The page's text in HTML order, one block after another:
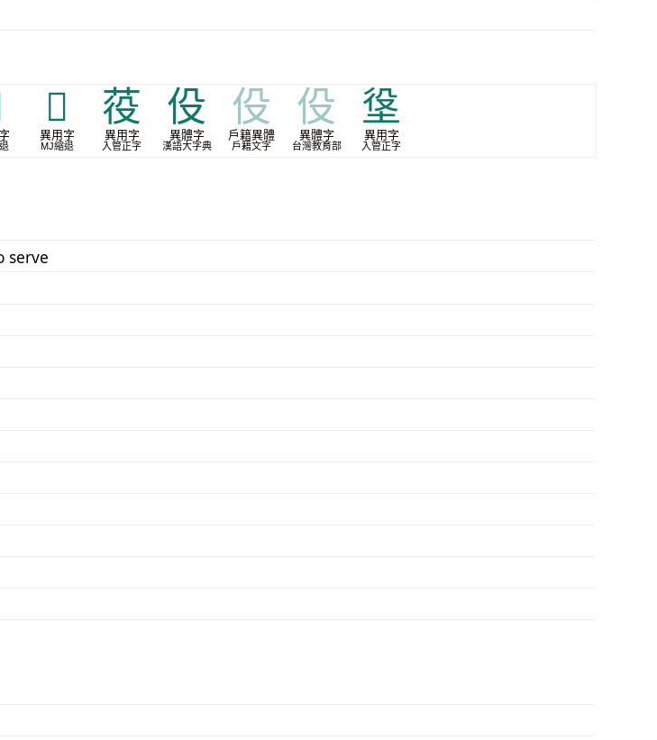
𭛣
異用字
MJ縮退
䓈
異用字
入管正字
伇
異體字
漢語大字典
伇
戶籍異體
戶籍文字
伇
異體字
台灣教育部
垼
異用字
入管正字
serve